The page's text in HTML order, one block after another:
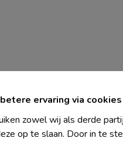
ervaring via cookies
zowel wij als derde
op te slaan. Door in te